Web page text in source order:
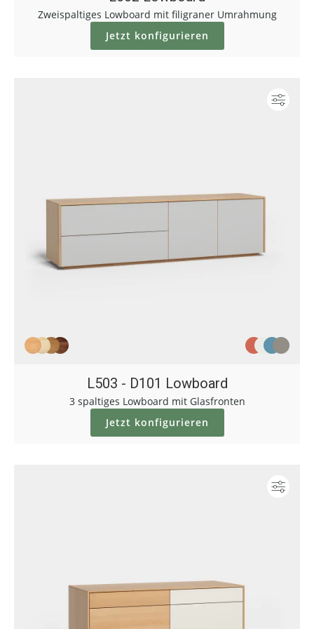
Zweispaltiges Lowboard mit filigraner Umrahmung
Jetzt konfigurieren
L503 - D101 Lowboard
3 spaltiges Lowboard mit Glasfronten
Jetzt konfigurieren